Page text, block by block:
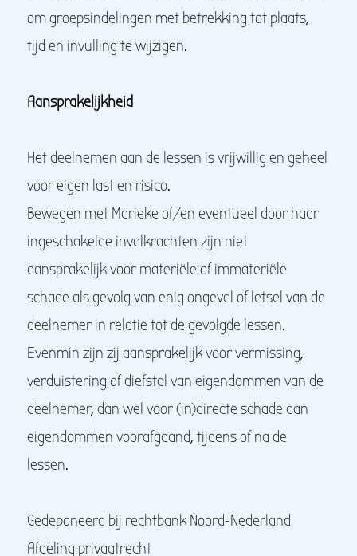
om groepsindelingen met betrekking tot plaats,
tijd en invulling te wijzigen.
Aansprakelijkheid
Het deelnemen aan de lessen is vrijwillig en geheel
voor eigen last en risico.
Bewegen met Marieke of/en eventueel door haar
ingeschakelde invalkrachten zijn niet
aansprakelijk voor materiële of immateriële
schade als gevolg van enig ongeval of letsel van de
deelnemer in relatie tot de gevolgde lessen.
Evenmin zijn zij aansprakelijk voor vermissing,
verduistering of diefstal van eigendommen van de
deelnemer, dan wel voor (in)directe schade aan
eigendommen voorafgaand, tijdens of na de
lessen.
Gedeponeerd bij rechtbank Noord-Nederland
Afdeling privaatrecht